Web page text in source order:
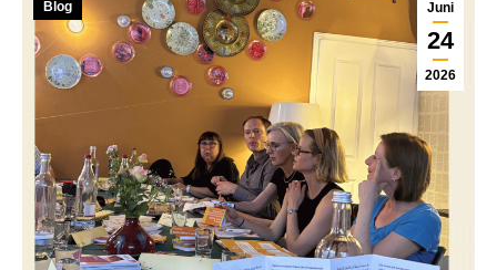
Juni
24
2026
Blog